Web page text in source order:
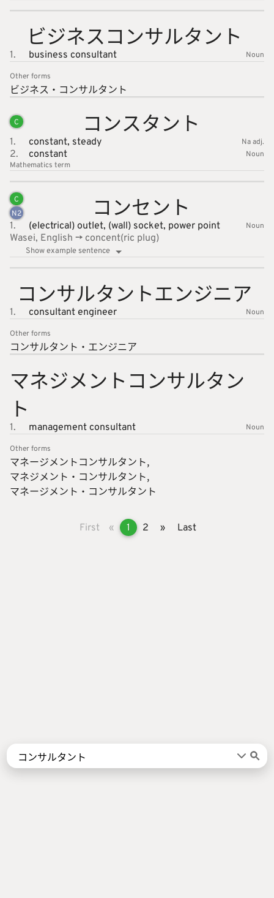
言葉 漢字
ビジネスコンサルタント
1. business consultant Noun
Other forms
ビジネス ・コンサルタント
C コンスタント
1. constant, steady Na adj.
2. constant
Noun
Mathematics term
C
N2 コンセン ト
1. (electrical) outlet, (wall) socket, power point Noun
Wasei, English -> concent(ric plug)
Show example sentence
コンサルタントエンジニア
1. consultant engineer Noun
Other forms
コンサルタント・ エンジニア
マネジメントコンサルタン
ト
1. management consultant Noun
Other forms
マネージメントコンサルタント
マネジメント・コンサルタント
マネージメント・ コンサルタント
First « 1 2 » Last